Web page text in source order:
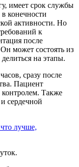
имеет срок службы
конечности
активности. Но
к
после
может состоять из
на этапы.
сразу после
Пациент
Также
сердечной
лучше,